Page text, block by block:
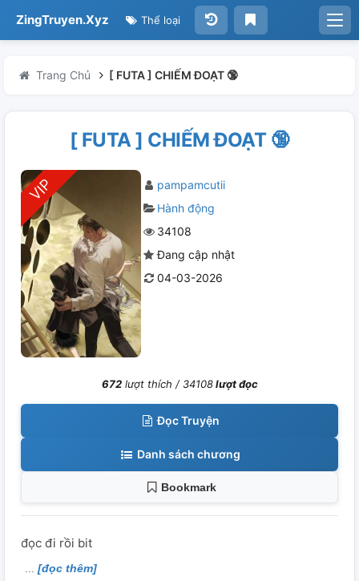
ZingTruyen.Xyz Thể loại
Trang Chủ [ FUTA ] CHIẾM ĐOẠT 🔞
[ FUTA ] CHIẾM ĐOẠT 🔞
pampamcutii
Hành động
34108
Đang cập nhật
04-03-2026
672lượt thích /34108lượt đọc
Đọc Truyện
Danh sách chương
Bookmark
đọc đi rồi bit
[đọc thêm]